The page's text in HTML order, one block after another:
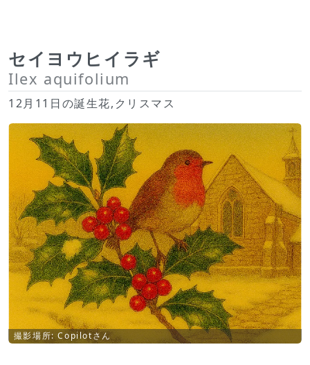
セイヨウヒイラギ
Ilex aquifolium
12月11日の誕生花,クリスマス
撮影場所: Copilotさん